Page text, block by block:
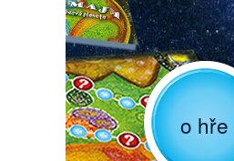
o hře